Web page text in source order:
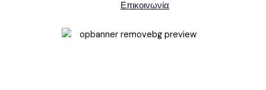
Επικοινωνία